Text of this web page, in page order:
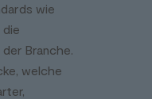
wie
Branche.
welche